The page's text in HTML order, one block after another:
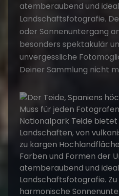
atemberaubend und
Landschaftsfotografie.
oder Sonnenuntergang
besonders spektakulär
unvergessliche
Deiner Sammlung nicht